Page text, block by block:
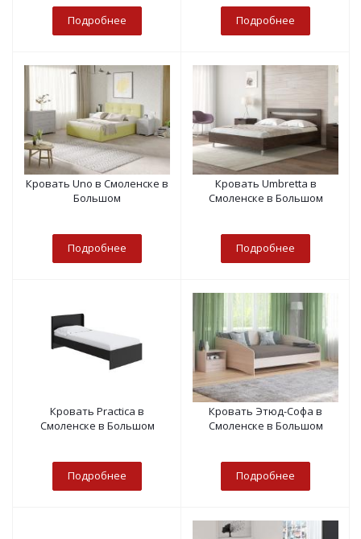
Подробнее Подробнее
Кровать Uno в Смоленске в
Большом
Подробнее
Кровать Umbretta в
Смоленске в Большом
Подробнее
Кровать Practica в
Смоленске в Большом
Подробнее
Кровать Этюд-Софа в
Смоленске в Большом
Подробнее